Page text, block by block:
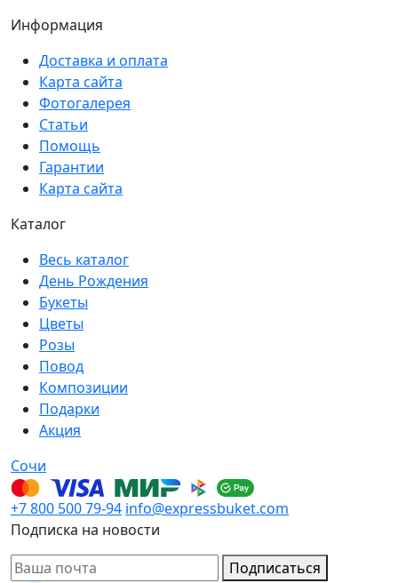
Информация
Доставка и оплата
Карта сайта
Фотогалерея
Статьи
Помощь
Гарантии
Карта сайта
Каталог
Весь каталог
День Рождения
Букеты
Цветы
Розы
Повод
Композиции
Подарки
Акция
Сочи
+7 800 500 79-94 info@expressbuket.com
Подписка на новости
Подписаться